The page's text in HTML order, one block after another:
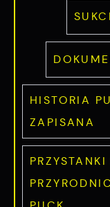
HISTORIA
ZAPISANA